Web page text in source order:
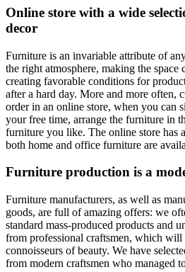
Online store with a wide
decor
Furniture is an invariable attribute of
the right atmosphere, making the space
creating favorable conditions for
after a hard day. More and more often,
order in an online store, when you can
your free time, arrange the furniture in
furniture you like. The online store has
both home and office furniture are
Furniture production is a
Furniture manufacturers, as well as
goods, are full of amazing offers: we
standard mass-produced products and
from professional craftsmen, which will
connoisseurs of beauty. We have
from modern craftsmen who managed